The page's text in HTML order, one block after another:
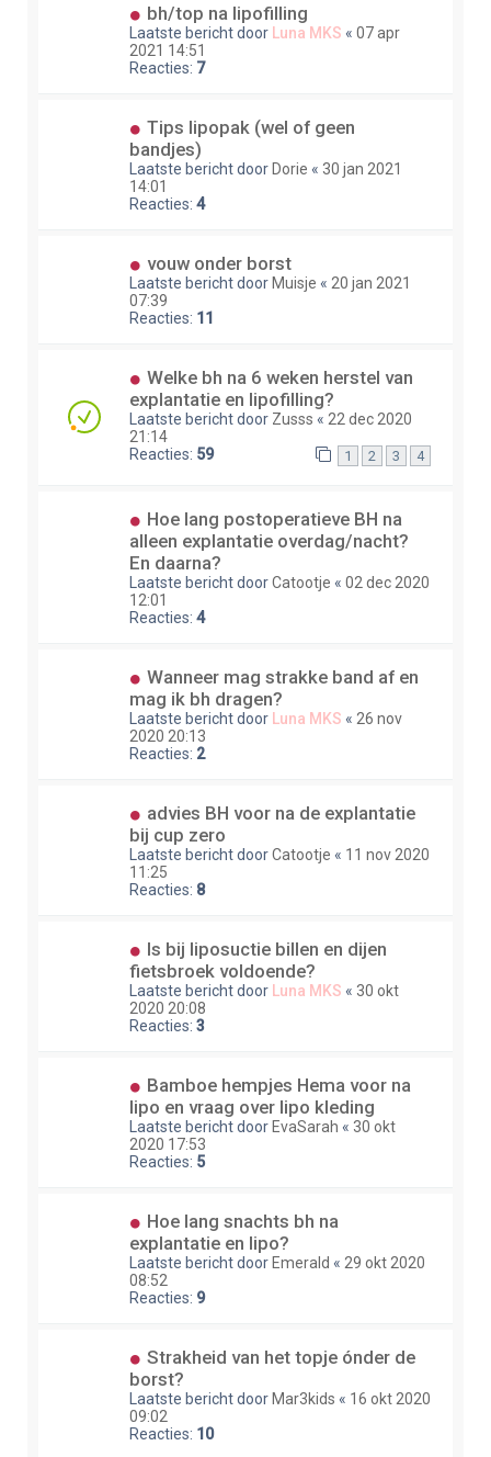
bh/top na lipofilling
Laatste bericht door Luna MKS « 07 apr
2021 14:51
Reacties: 7
Tips lipopak (wel of geen
bandjes)
Laatste bericht doorDorie « 30 jan 2021
14:01
Reacties: 4
vouw onder borst
Laatste bericht doorMuisje « 20 jan 2021
07:39
Reacties: 11
Welke bh na 6 weken herstel van
explantatie en lipofilling?
Laatste bericht door Zusss « 22 dec 2020
21:14
Reacties: 59 1 2 3 4
Hoe lang postoperatieve BH na
alleen explantatie overdag/nacht?
En daarna?
Laatste bericht doorCatootje « 02 dec 2020
12:01
Reacties: 4
Wanneer mag strakke band af en
mag ik bh dragen?
Laatste bericht door Luna MKS « 26 nov
2020 20:13
Reacties: 2
advies BH voor na de explantatie
bij cup zero
Laatste bericht doorCatootje « 11 nov 2020
11:25
Reacties: 8
Is bij liposuctie billen en dijen
fietsbroek voldoende?
Laatste bericht door Luna MKS « 30 okt
2020 20:08
Reacties: 3
Bamboe hempjes Hema voor na
lipo en vraag over lipo kleding
Laatste bericht door EvaSarah « 30 okt
2020 17:53
Reacties: 5
Hoe lang snachts bh na
explantatie en lipo?
Laatste bericht door Emerald « 29 okt 2020
08:52
Reacties: 9
Strakheid van het topje ónder de
borst?
Laatste bericht door Mar3kids « 16 okt 2020
09:02
Reacties: 10